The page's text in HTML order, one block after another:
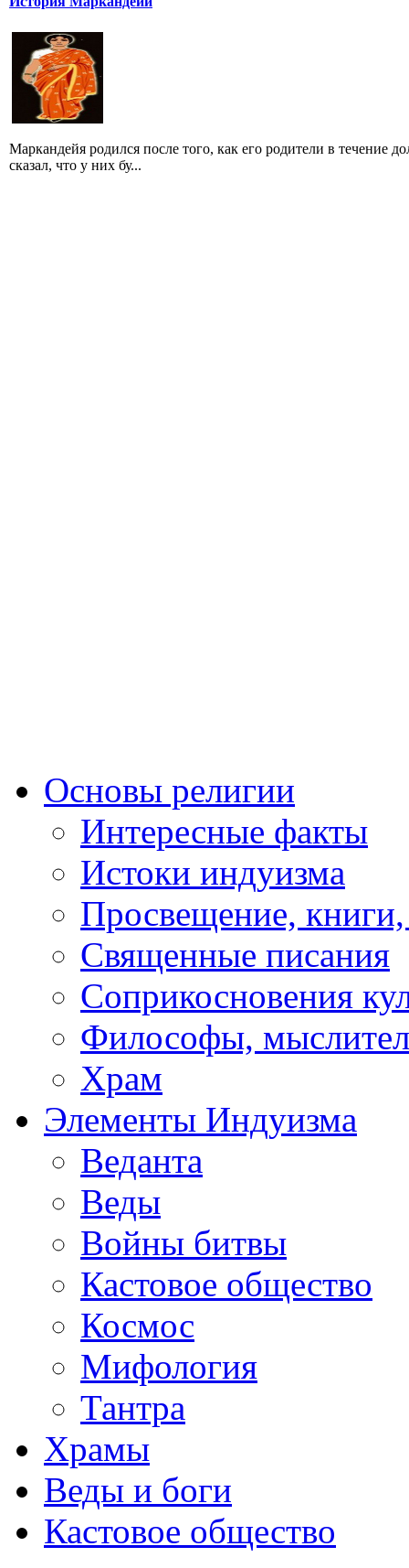
Маркандейя родился после того, как его родители в
сказал, что у них бу...
Основы религии
Интересные факты
Истоки индуизма
Просвещение, книги,
Священные писания
Соприкосновения
Философы,
Храм
Элементы Индуизма
Веданта
Веды
Войны битвы
Кастовое общество
Космос
Мифология
Тантра
Храмы
Веды и боги
Кастовое общество